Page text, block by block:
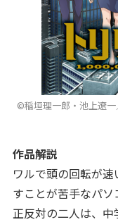
©稲垣理一郎・池上遼
作品解説
ワルで頭の回転が
すことが苦手なパソ
正反対の二人は、